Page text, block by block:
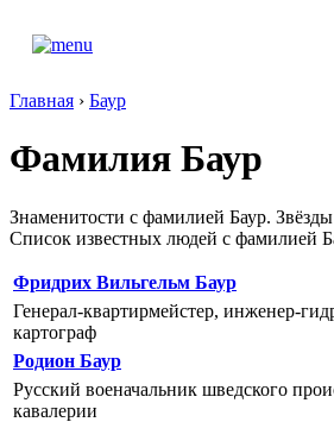
Главная › Баур
Фамилия Баур
Знаменитости с фамилией Баур.
Список известных людей с фамилией
Фридрих Вильгельм Баур
Генерал-квартирмейстер, инженер-
картограф
Родион Баур
Русский военачальник шведского
кавалерии